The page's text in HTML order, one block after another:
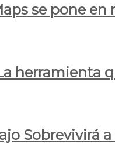
se pone
herramienta
Sobrevivirá